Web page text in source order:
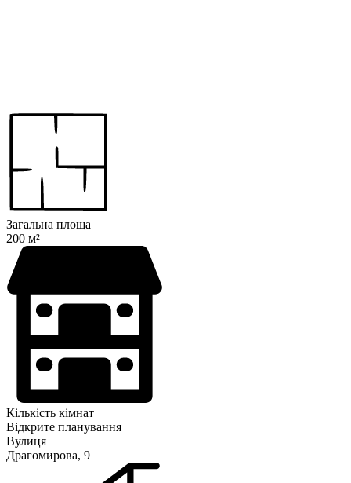
Загальна площа
200 м²
Кількість кімнат
Відкрите планування
Вулиця
Драгомирова, 9